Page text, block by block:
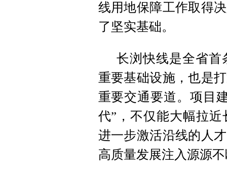
线用地保障工作取得
了坚实基础。
长浏快线是全省首
重要基础设施，也是
重要交通要道。项目
代”，不仅能大幅拉
进一步激活沿线的人
高质量发展注入源源